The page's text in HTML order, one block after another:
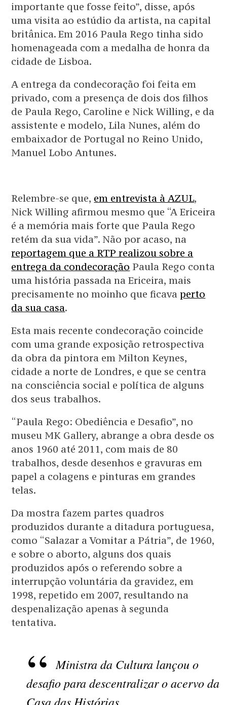
importante que fosse feito”, disse, após
uma visita ao estúdio da artista, na capital
britânica. Em 2016 Paula Rego tinha sido
homenageada com a medalha de honra da
cidade de Lisboa.
A entrega da condecoração foi feita em
privado, com a presença de dois dos filhos
de Paula Rego, Caroline e Nick Willing, e da
assistente e modelo, Lila Nunes, além do
embaixador de Portugal no Reino Unido,
Manuel Lobo Antunes.
Relembre-se que, em entrevista à AZUL,
Nick Willing afirmou mesmo que “A Ericeira
é a memória mais forte que Paula Rego
retém da sua vida”. Não por acaso, na
reportagem que a RTP realizou sobre a
entrega da condecoração Paula Rego conta
uma história passada na Ericeira, mais
precisamente no moinho que ficavaperto
da sua casa.
Esta mais recente condecoração coincide
com uma grande exposição retrospectiva
da obra da pintora em Milton Keynes,
cidade a norte de Londres, e que se centra
na consciência social e política de alguns
dos seus trabalhos.
“Paula Rego: Obediência e Desafio”, no
museu MK Gallery, abrange a obra desde os
anos 1960 até 2011, com mais de 80
trabalhos, desde desenhos e gravuras em
papel a colagens e pinturas em grandes
telas.
Da mostra fazem partes quadros
produzidos durante a ditadura portuguesa,
como “Salazar a Vomitar a Pátria”, de 1960,
e sobre o aborto, alguns dos quais
produzidos após o referendo sobre a
interrupção voluntária da gravidez, em
1998, repetido em 2007, resultando na
despenalização apenas à segunda
tentativa.
Ministra da Cultura lançou o
desafio para descentralizar o acervo da
Casa das Histórias